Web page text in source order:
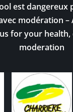
est dangereux
modération –
for your health,
moderation